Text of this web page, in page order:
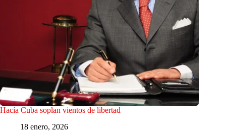
Hacía Cuba soplan vientos de libertad
18 enero, 2026